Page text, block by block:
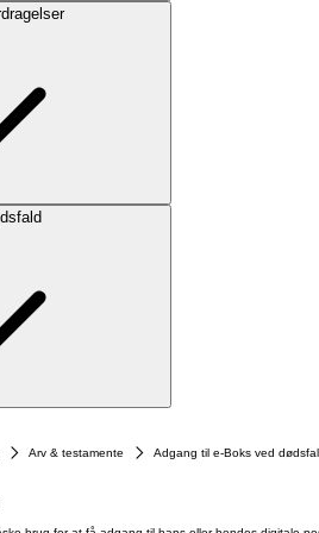
Arv & testamente Adgang til e-Boks ved